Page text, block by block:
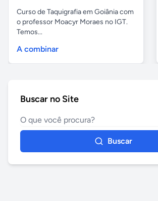
Curso de Taquigrafia em Goiânia com
o professor Moacyr Moraes no IGT.
Temos...
A combinar
Buscar no Site
Buscar